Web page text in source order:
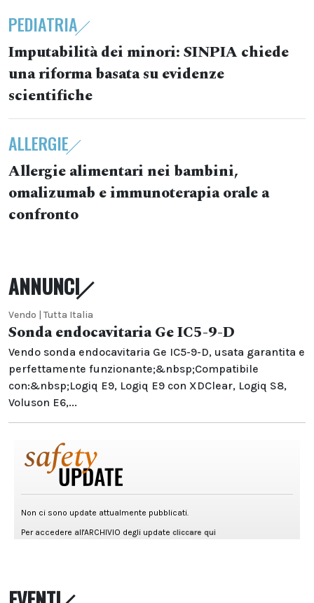
PEDIATRIA
Imputabilità dei minori: SINPIA chiede
una riforma basata su evidenze
scientifiche
ALLERGIE
Allergie alimentari nei bambini,
omalizumab e immunoterapia orale a
confronto
ANNUNCI
Vendo | Tutta Italia
Sonda endocavitaria Ge IC5-9-D
Vendo sonda endocavitaria Ge IC5-9-D, usata garantita e
perfettamente funzionante;&nbsp;Compatibile
con:&nbsp;Logiq E9, Logiq E9 con XDClear, Logiq S8,
Voluson E6,...